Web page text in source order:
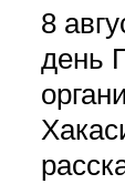
8
день